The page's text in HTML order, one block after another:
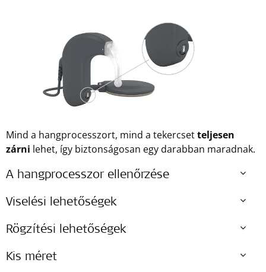
Mind a hangprocesszort, mind a tekercsetteljesen
zárni lehet, így biztonságosan egy darabban maradnak.
A hangprocesszor ellenőrzése
Viselési lehetőségek
Rögzítési lehetőségek
Kis méret